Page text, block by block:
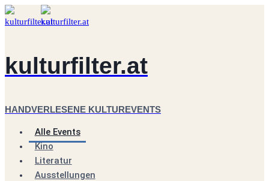
Zum
Inhalt
kulturfilter.at
HANDVERLESENE KULTUREVENTS
Alle Events
Kino
Literatur
Ausstellungen